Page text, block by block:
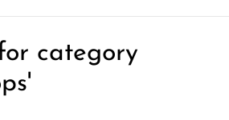
category